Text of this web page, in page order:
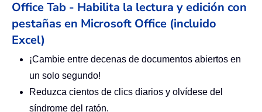
Office Tab - Habilita la lectura y edición con
pestañas en Microsoft Office (incluido
Excel)
¡Cambie entre decenas de documentos abiertos en
un solo segundo!
Reduzca cientos de clics diarios y olvídese del
síndrome del ratón.